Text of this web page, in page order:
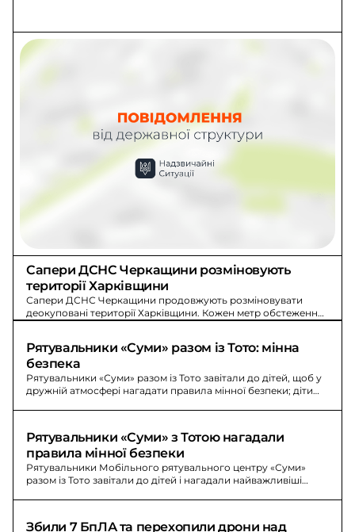
Сапери ДСНС Черкащини розміновують
території Харківщини
Сапери ДСНС Черкащини продовжують розміновувати
деокуповані території Харківщини. Кожен метр обстеження
Рятувальники «Суми» разом із Тото: мінна
безпека
Рятувальники «Суми» разом із Тото завітали до дітей, щоб у
дружній атмосфері нагадати правила мінної безпеки; діти
Рятувальники «Суми» з Тотою нагадали
правила мінної безпеки
Рятувальники Мобільного рятувального центру «Суми»
разом із Тото завітали до дітей і нагадали найважливіші
Збили 7 БпЛА та перехопили дрони над